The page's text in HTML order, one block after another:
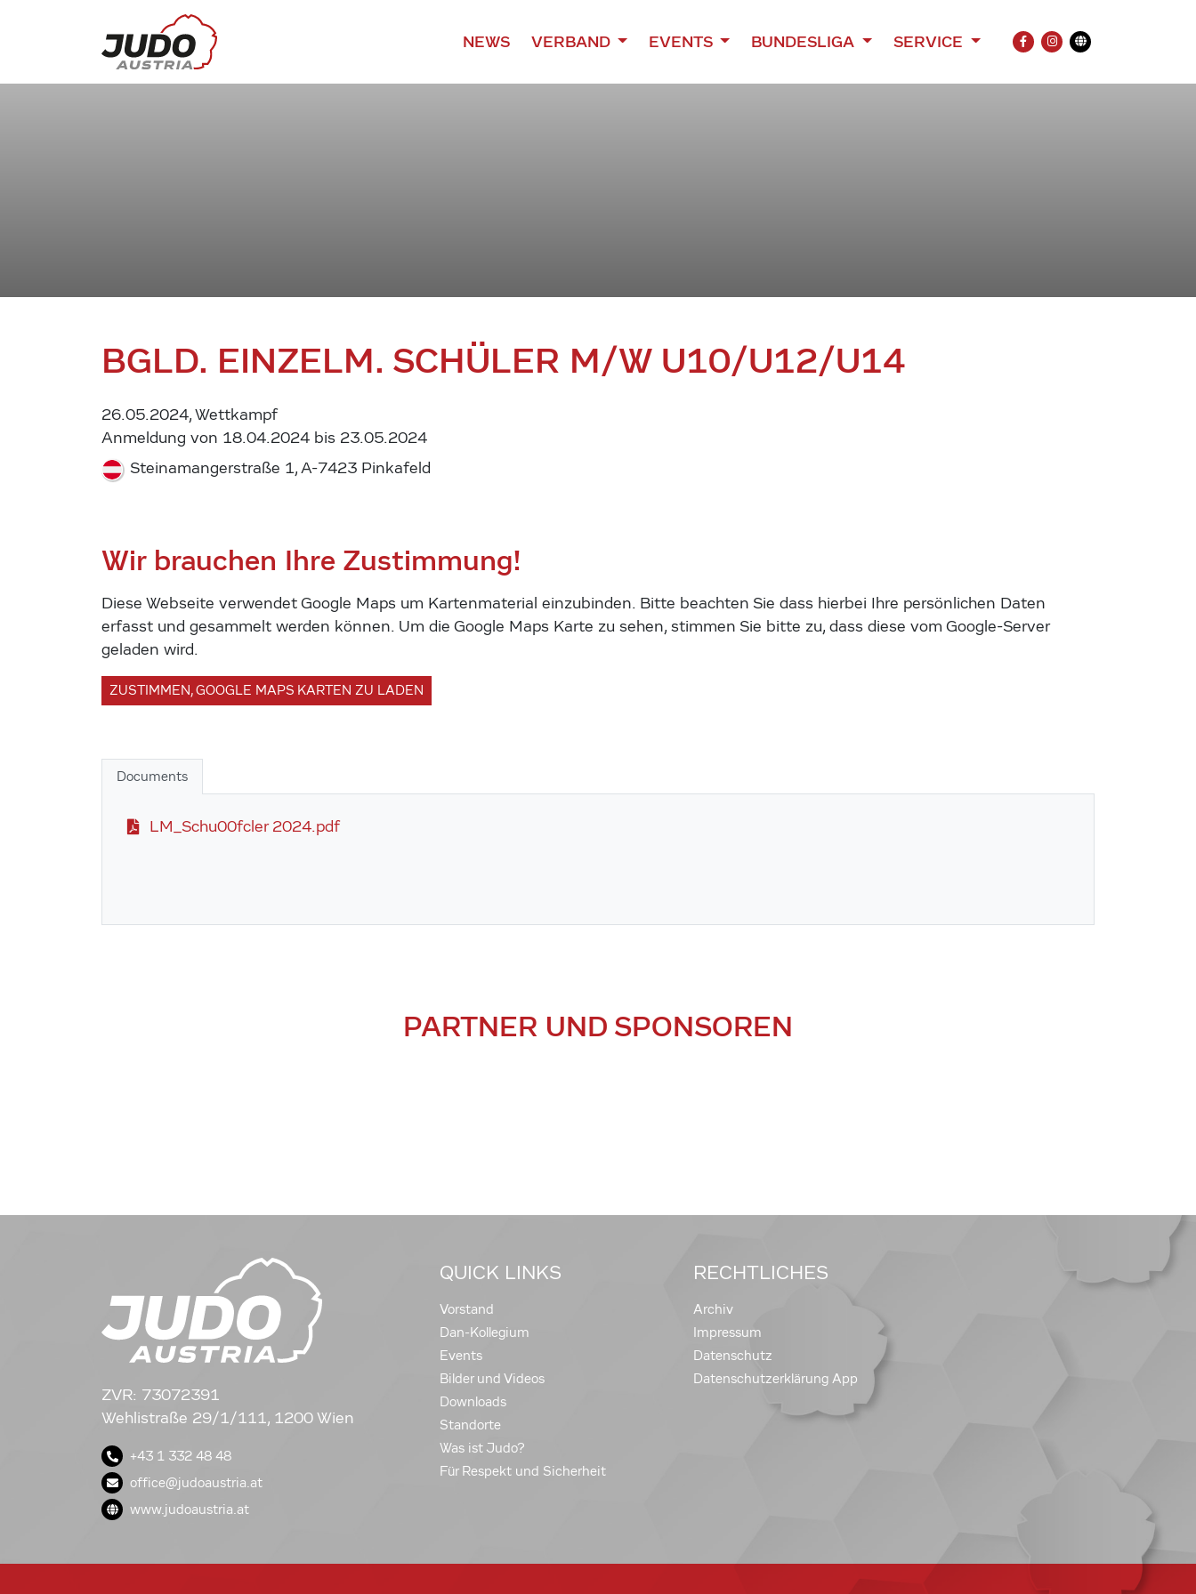
NEWS VERBAND EVENTS BUNDESLIGA SERVICE
FACEBOOK
INSTAGRAM
Übersetzung
BGLD. EINZELM. SCHÜLER M/W U10/U12/U14
26.05.2024, Wettkampf
Anmeldung von 18.04.2024 bis 23.05.2024
Steinamangerstraße 1, A-7423 Pinkafeld
Wir brauchen Ihre Zustimmung!
Diese Webseite verwendet Google Maps um Kartenmaterial einzubinden. Bitte beachten Sie dass hierbei Ihre persönlichen Daten
erfasst und gesammelt werden können. Um die Google Maps Karte zu sehen, stimmen Sie bitte zu, dass diese vom Google-Server
geladen wird.
ZUSTIMMEN, GOOGLE MAPS KARTEN ZU LADEN
Documents
LM_Schu00fcler 2024.pdf
PARTNER UND SPONSOREN
ZVR: 73072391
Wehlistraße 29/1/111, 1200 Wien
+43 1 332 48 48
office@judoaustria.at
www.judoaustria.at
QUICK LINKS
Vorstand
Dan-Kollegium
Events
Bilder und Videos
Downloads
Standorte
Was ist Judo?
Für Respekt und Sicherheit
RECHTLICHES
Archiv
Impressum
Datenschutz
Datenschutzerklärung App